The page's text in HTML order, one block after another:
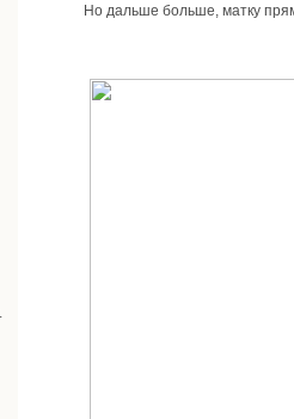
Но дальше больше, матку